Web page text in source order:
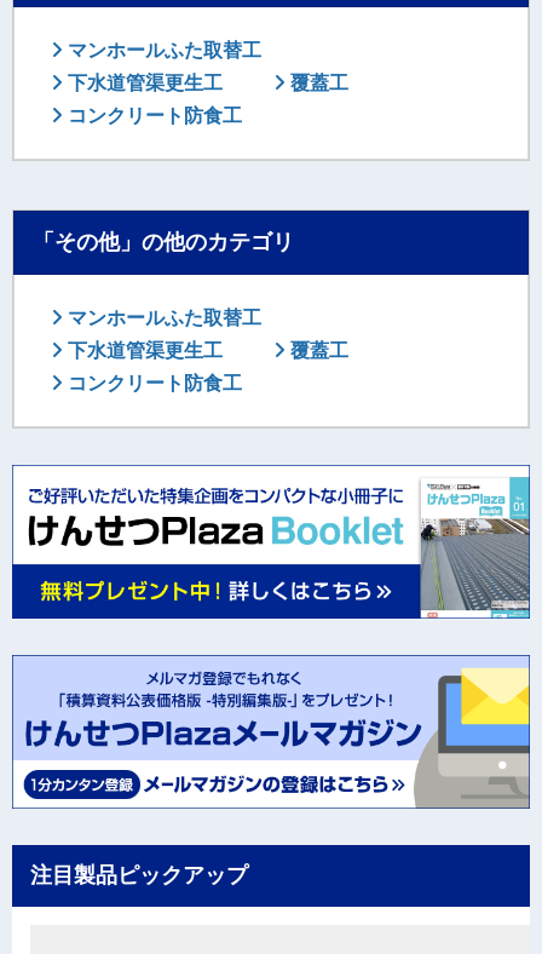
マンホールふた取替工
下水道管渠更生工
覆蓋工
コンクリート防食工
「その他」の他のカテゴリ
マンホールふた取替工
下水道管渠更生工
覆蓋工
コンクリート防食工
注目製品ピックアップ